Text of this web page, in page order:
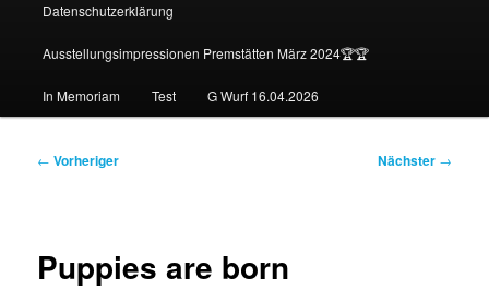
Datenschutzerklärung
Ausstellungsimpressionen Premstätten März 2024🏆🏆
In Memoriam Test G Wurf 16.04.2026
Beitragsnavigation
← Vorheriger Nächster →
Puppies are born